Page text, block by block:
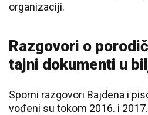
organizaciji.
Razgovori o
tajni dokumenti u
Sporni razgovori Bajdena i
vođeni su tokom 2016. i